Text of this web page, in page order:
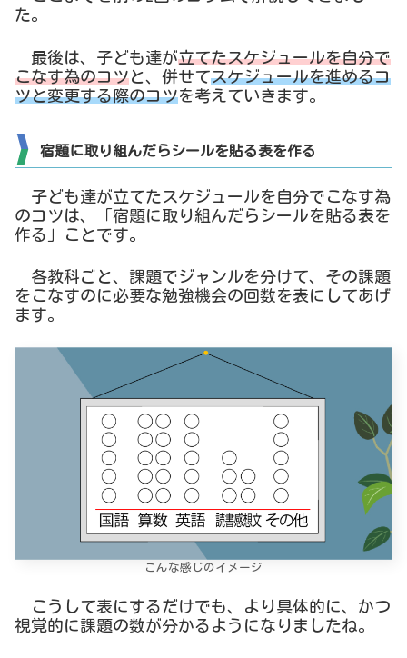
た。
最後は、子ども達が立てたスケジュールを自分で
こなす為のコツと、併せてスケジュールを進めるコ
ツと変更する際のコツを考えていきます。
宿題に取り組んだらシールを貼る表を作る
子ども達が立てたスケジュールを自分でこなす為
のコツは、「宿題に取り組んだらシールを貼る表を
作る」ことです。
各教科ごと、課題でジャンルを分けて、その課題
をこなすのに必要な勉強機会の回数を表にしてあげ
ます。
こんな感じのイメージ
こうして表にするだけでも、より具体的に、かつ
視覚的に課題の数が分かるようになりましたね。